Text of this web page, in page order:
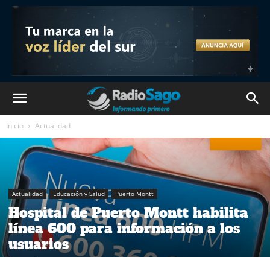
Inicio Actualidad
Actualidad Educación y Salud Puerto Montt
Hospital de Puerto Montt habilita
línea 600 para información a los
usuarios